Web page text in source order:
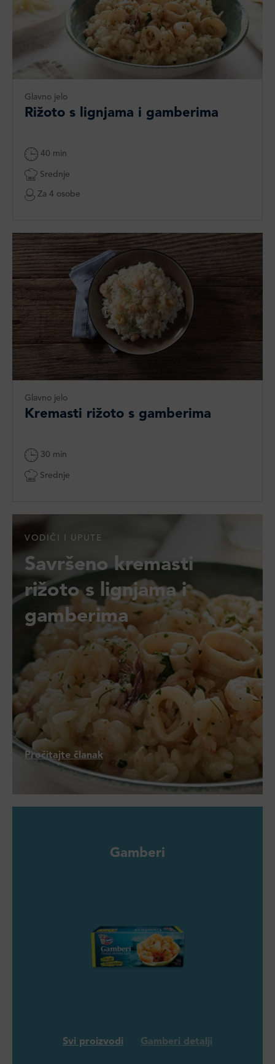
Glavno jelo
Rižoto s lignjama i gamberima
40 min
Srednje
Za 4 osobe
Glavno jelo
Kremasti rižoto s gamberima
30 min
Srednje
VODIČI I UPUTE
Savršeno kremasti
rižoto s lignjama i
gamberima
Pročitajte članak
Gamberi
Svi proizvodi Gamberi detalji